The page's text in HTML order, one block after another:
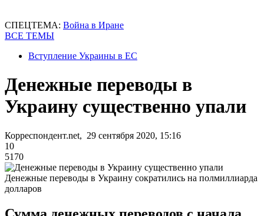
СПЕЦТЕМА: Война в Иране
ВСЕ ТЕМЫ
Вступление Украины в ЕС
Денежные переводы в
Украину существенно упали
Корреспондент.net, 29 сентября 2020, 15:16
10
5170
Денежные переводы в Украину сократились на полмиллиарда
долларов